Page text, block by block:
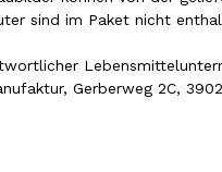
sind im Paket nicht
Gerberweg 2C,